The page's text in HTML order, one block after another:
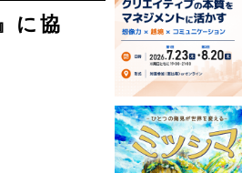
に協